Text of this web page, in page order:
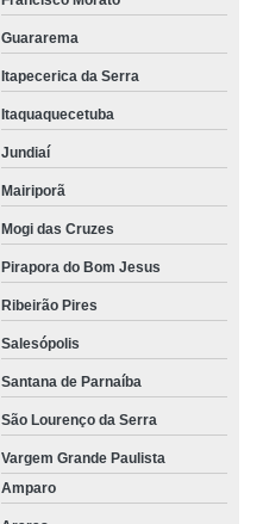
Guararema
Itapecerica da Serra
Itaquaquecetuba
Jundiaí
Mairiporã
Mogi das Cruzes
Pirapora do Bom Jesus
Ribeirão Pires
Salesópolis
Santana de Parnaíba
São Lourenço da Serra
Vargem Grande Paulista
Amparo